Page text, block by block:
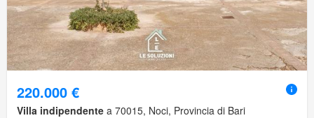
220.000 €
Villa indipendente a 70015, Noci, Provincia di Bari